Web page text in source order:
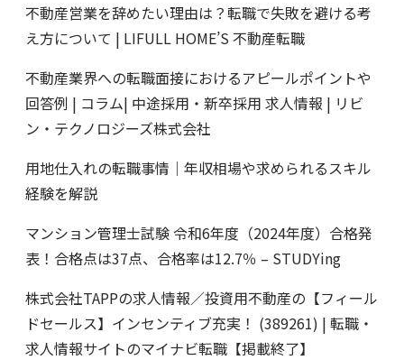
不動産営業を辞めたい理由は？転職で失敗を避ける考
え方について | LIFULL HOME’S 不動産転職
不動産業界への転職面接におけるアピールポイントや
回答例 | コラム| 中途採用・新卒採用 求人情報 | リビ
ン・テクノロジーズ株式会社
用地仕入れの転職事情｜年収相場や求められるスキル
経験を解説
マンション管理士試験 令和6年度（2024年度）合格発
表！合格点は37点、合格率は12.7％ – STUDYing
株式会社TAPPの求人情報／投資用不動産の【フィール
ドセールス】インセンティブ充実！ (389261) | 転職・
求人情報サイトのマイナビ転職【掲載終了】